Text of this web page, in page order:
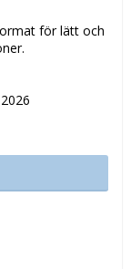
för lätt och